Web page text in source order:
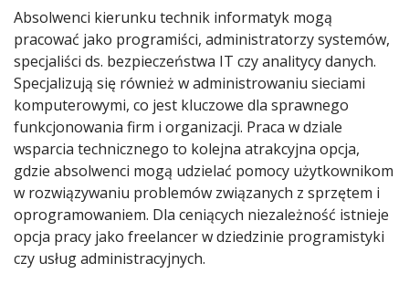
Absolwenci kierunku technik informatyk mogą
pracować jako programiści, administratorzy systemów,
specjaliści ds. bezpieczeństwa IT czy analitycy danych.
Specjalizują się również w administrowaniu sieciami
komputerowymi, co jest kluczowe dla sprawnego
funkcjonowania firm i organizacji. Praca w dziale
wsparcia technicznego to kolejna atrakcyjna opcja,
gdzie absolwenci mogą udzielać pomocy użytkownikom
w rozwiązywaniu problemów związanych z sprzętem i
oprogramowaniem. Dla ceniących niezależność istnieje
opcja pracy jako freelancer w dziedzinie programistyki
czy usług administracyjnych.